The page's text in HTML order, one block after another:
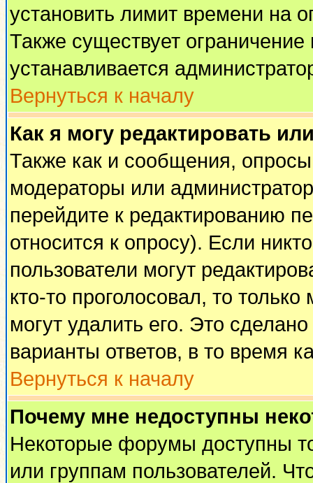
установить лимит времени на
Также существует ограничение
устанавливается
Вернуться к началу
Как я могу редактировать
Также как и сообщения, опросы
модераторы или
перейдите к редактированию
относится к опросу). Если
пользователи могут
кто-то проголосовал, то
могут удалить его. Это
варианты ответов, в то время
Вернуться к началу
Почему мне недоступны
Некоторые форумы доступны
или группам пользователей.